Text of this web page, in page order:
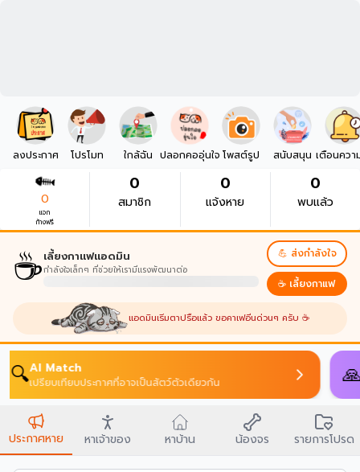
ลงประกาศ โปรโมท ใกล้ฉัน ปลอกคออุ่นใจ โพสต์รูป สนับสนุน เตือนควา
0
แจก
ก้างฟรี
0
สมาชิก
0
แจ้งหาย
0
พบแล้ว
☕เลี้ยงกาแฟแอดมิน
กำลังใจเล็กๆ ที่ช่วยให้เรามีแรงพัฒนาต่อ
💪 ส่งกำลังใจ
☕ เลี้ยงกาแฟ
แอดมินเริ่มตาปรือแล้ว ขอคาเฟอีนด่วนๆ ครับ ☕
🙏บนบานศาลกล่าว
บนสิ่งศักดิ์สิทธิ์ขอพร
ประกาศหาย หาเจ้าของ หาบ้าน น้องจร รายการโปรด